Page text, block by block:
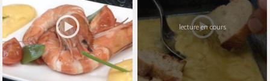
lecture en cours